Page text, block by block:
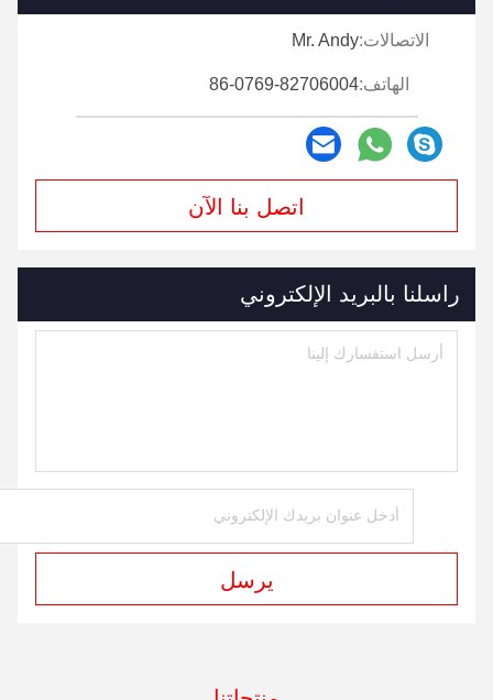
الاتصالات:Mr. Andy
الهاتف:86-0769-82706004
اتصل بنا الآن
راسلنا بالبريد الإلكتروني
يرسل